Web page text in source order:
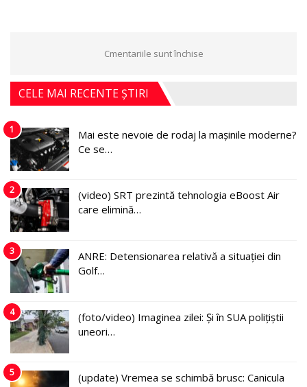
Cmentariile sunt închise
CELE MAI RECENTE ȘTIRI
1
Mai este nevoie de rodaj la mașinile moderne?
Ce se…
2
(video) SRT prezintă tehnologia eBoost Air
care elimină…
3
ANRE: Detensionarea relativă a situației din
Golf…
4
(foto/video) Imaginea zilei: Și în SUA polițiștii
uneori…
5
(update) Vremea se schimbă brusc: Canicula